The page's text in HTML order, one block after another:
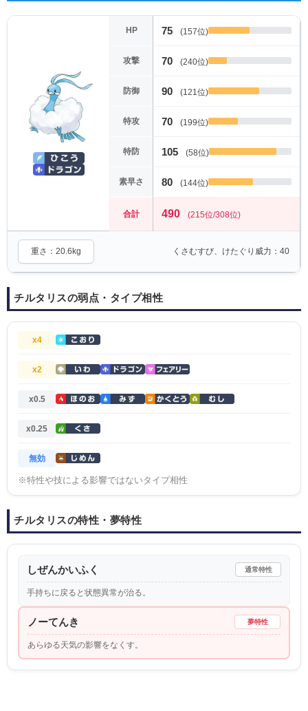
HP 75 (157位)
攻撃 70 (240位)
防御 90 (121位)
特攻 70 (199位)
特防 105 (58位)
素早さ 80 (144位)
合計 490 (215位/308位)
重さ：20.6kg くさむすび、けたぐり威力：40
チルタリスの弱点・タイプ相性
x4
x2
x0.5
x0.25
無効
※特性や技による影響ではないタイプ相性
チルタリスの特性・夢特性
しぜんかいふく 通常特性
手持ちに戻ると状態異常が治る。
ノーてんき 夢特性
あらゆる天気の影響をなくす。